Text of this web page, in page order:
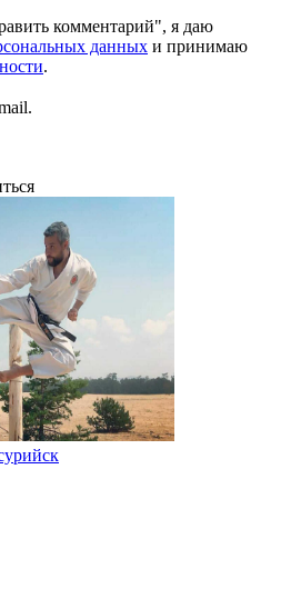
комментарий", я даю
данных и принимаю
.